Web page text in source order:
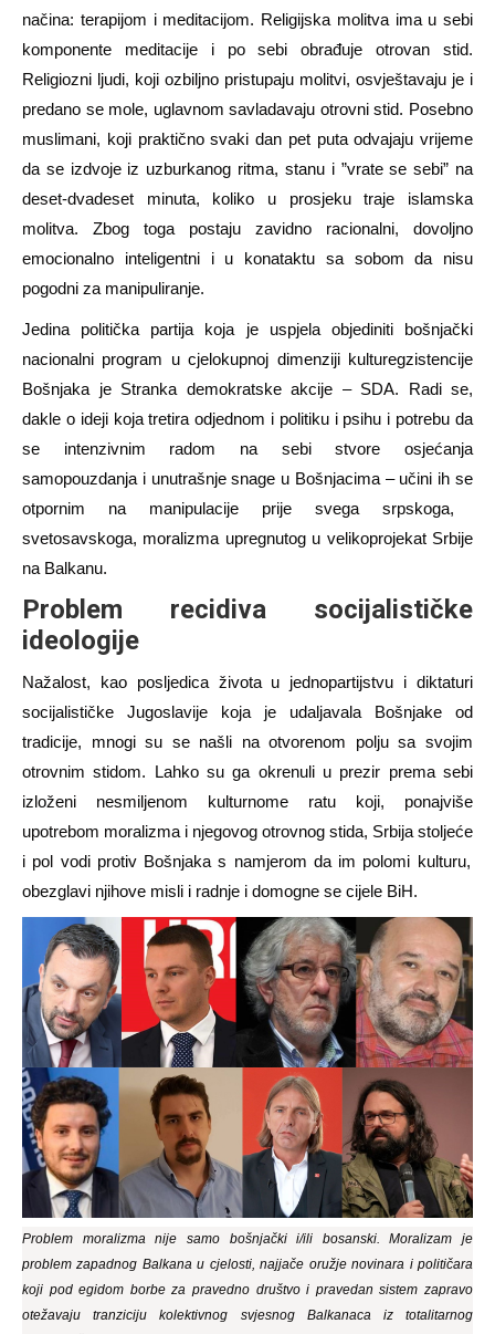
načina: terapijom i meditacijom. Religijska molitva ima u sebi
komponente meditacije i po sebi obrađuje otrovan stid.
Religiozni ljudi, koji ozbiljno pristupaju molitvi, osvještavaju je i
predano se mole, uglavnom savladavaju otrovni stid. Posebno
muslimani, koji praktično svaki dan pet puta odvajaju vrijeme
da se izdvoje iz uzburkanog ritma, stanu i ”vrate se sebi” na
deset-dvadeset minuta, koliko u prosjeku traje islamska
molitva. Zbog toga postaju zavidno racionalni, dovoljno
emocionalno inteligentni i u konataktu sa sobom da nisu
pogodni za manipuliranje.
Jedina politička partija koja je uspjela objediniti bošnjački
nacionalni program u cjelokupnoj dimenziji kulturegzistencije
Bošnjaka je Stranka demokratske akcije – SDA. Radi se,
dakle o ideji koja tretira odjednom i politiku i psihu i potrebu da
se intenzivnim radom na sebi stvore osjećanja
samopouzdanja i unutrašnje snage u Bošnjacima – učini ih se
otpornim na manipulacije prije svega srpskoga,
svetosavskoga, moralizma upregnutog u velikoprojekat Srbije
na Balkanu.
Problem recidiva socijalističke
ideologije
Nažalost, kao posljedica života u jednopartijstvu i diktaturi
socijalističke Jugoslavije koja je udaljavala Bošnjake od
tradicije, mnogi su se našli na otvorenom polju sa svojim
otrovnim stidom. Lahko su ga okrenuli u prezir prema sebi
izloženi nesmiljenom kulturnome ratu koji, ponajviše
upotrebom moralizma i njegovog otrovnog stida, Srbija stoljeće
i pol vodi protiv Bošnjaka s namjerom da im polomi kulturu,
obezglavi njihove misli i radnje i domogne se cijele BiH.
Problem moralizma nije samo bošnjački i/ili bosanski. Moralizam je
problem zapadnog Balkana u cjelosti, najjače oružje novinara i političara
koji pod egidom borbe za pravedno društvo i pravedan sistem zapravo
otežavaju tranziciju kolektivnog svjesnog Balkanaca iz totalitarnog